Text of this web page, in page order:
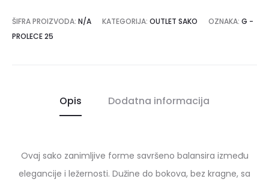
ŠIFRA PROIZVODA: N/A KATEGORIJA: OUTLET SAKO OZNAKA: G -
PROLECE 25
Opis Dodatna informacija
Ovaj sako zanimljive forme savršeno balansira između
elegancije i ležernosti. Dužine do bokova, bez kragne, sa